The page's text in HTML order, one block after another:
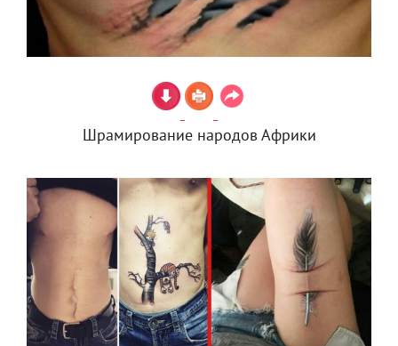
Шрамирование народов Африки